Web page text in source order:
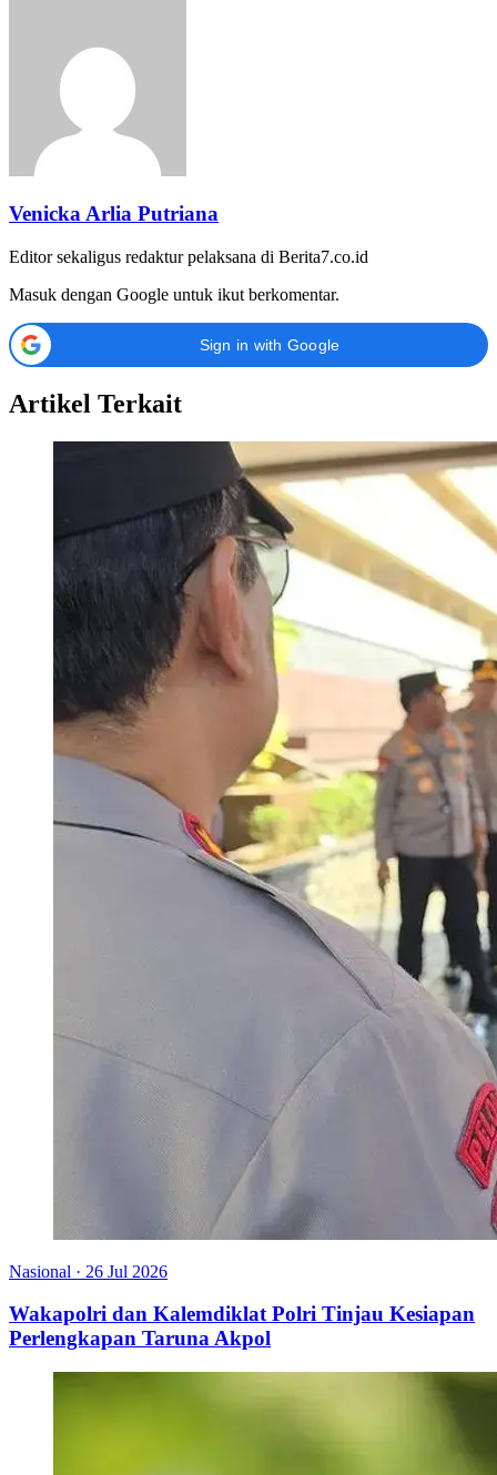
Venicka Arlia Putriana
Editor sekaligus redaktur pelaksana di Berita7.co.id
Masuk dengan Google untuk ikut berkomentar.
Sign in with Google
Artikel Terkait
Nasional · 26 Jul 2026
Wakapolri dan Kalemdiklat Polri Tinjau Kesiapan
Perlengkapan Taruna Akpol